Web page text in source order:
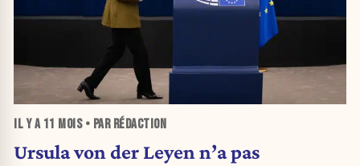
IL Y A 11 MOIS• PAR RÉDACTION
Ursula von der Leyen n’a pas